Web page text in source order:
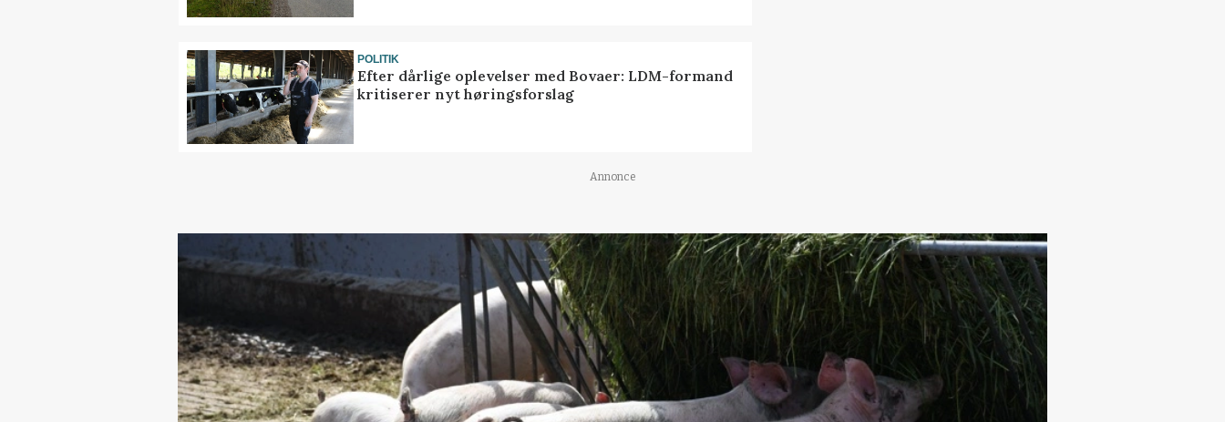
POLITIK
Efter dårlige oplevelser med Bovaer: LDM-formand
kritiserer nyt høringsforslag
Annonce